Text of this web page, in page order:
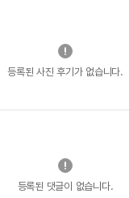
등록된 사진 후기가 없습니다.
등록된 댓글이 없습니다.